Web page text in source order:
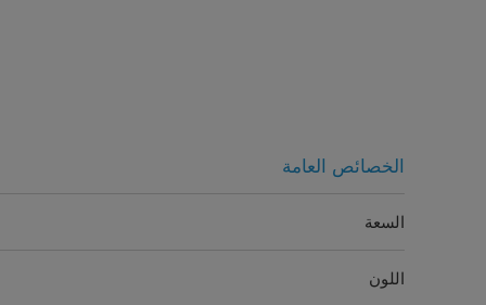
الخصائص العامة
السعة
اللون